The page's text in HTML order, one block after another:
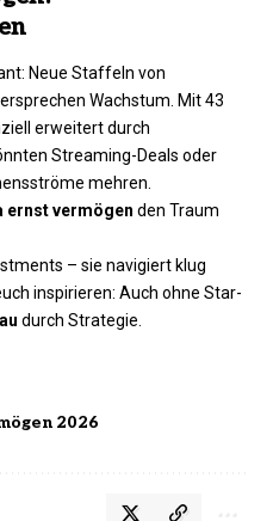
Neue Staffeln von
Wachstum. Mit 43
erweitert durch
Streaming-Deals oder
mehren.
ernst vermögen den Traum
– sie navigiert klug
inspirieren: Auch ohne Star-
durch Strategie.
2026